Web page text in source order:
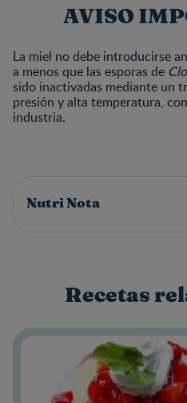
AVISO
La miel no debe introducirse
a menos que las esporas de
sido inactivadas mediante un
presión y alta temperatura,
industria.
Nutri Nota
Recetas